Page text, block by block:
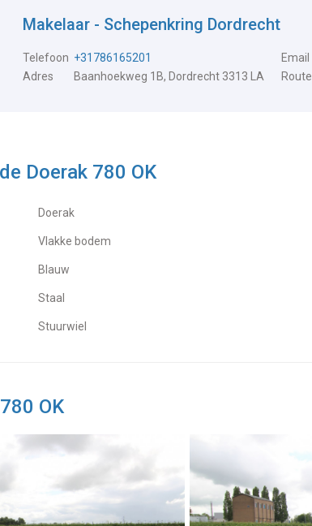
Makelaar - Schepenkring Dordrecht
Telefoon +31786165201 Email
Adres
Baanhoekweg 1B, Dordrecht 3313 LA Route
Doerak 780 OK
Doerak
Vlakke bodem
Blauw
Staal
Stuurwiel
OK